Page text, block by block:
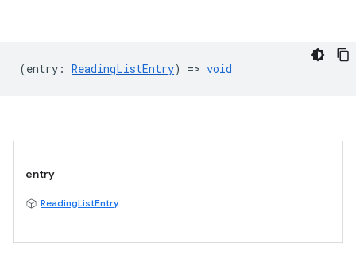
(entry : ReadingListEntry) => void
entry
ReadingListEntry